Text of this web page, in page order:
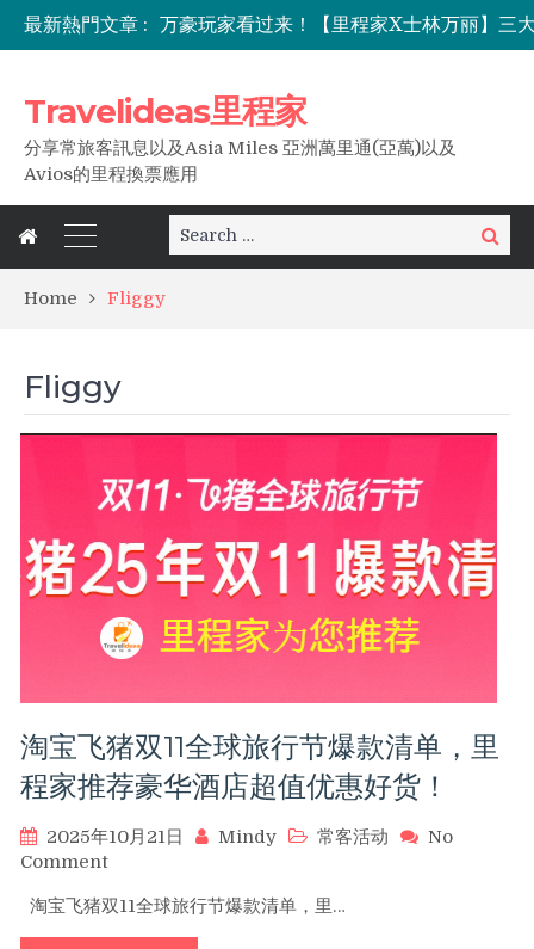
最新熱門文章 :
Travelideas里程家
分享常旅客訊息以及Asia Miles 亞洲萬里通(亞萬)以及
Avios的里程換票應用
Search
for:
Search
Home Fliggy
Fliggy
淘宝飞猪双11全球旅行节爆款清单，里
程家推荐豪华酒店超值优惠好货！
2025年10月21日 Mindy 常客活动
No
Commenton
宝
飞
淘宝飞猪双11全球旅行节爆款清单，里…